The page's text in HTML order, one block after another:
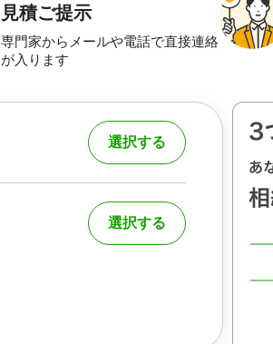
見積ご提示
専門家からメールや電話で直接連絡
が入ります
選択する
選択する